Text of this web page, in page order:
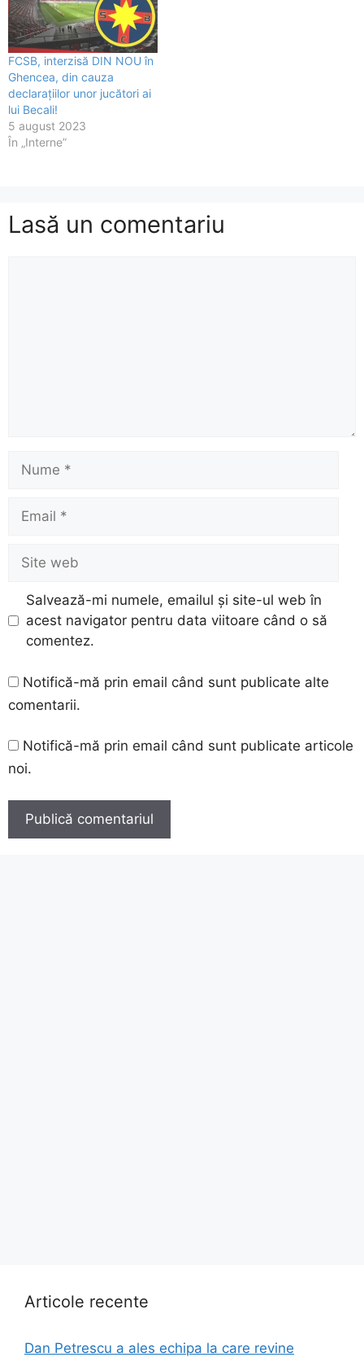
FCSB, interzisă DIN NOU în
Ghencea, din cauza
declarațiilor unor jucători ai
lui Becali!
5 august 2023
În „Interne”
Lasă un comentariu
Nume
Email
Site
web
Salvează-mi numele, emailul și site-ul web în
acest navigator pentru data viitoare când o să
comentez.
Notifică-mă prin email când sunt publicate alte
comentarii.
Notifică-mă prin email când sunt publicate articole
noi.
Articole recente
Dan Petrescu a ales echipa la care revine